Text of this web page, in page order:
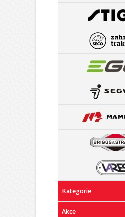
Kategorie
Akce